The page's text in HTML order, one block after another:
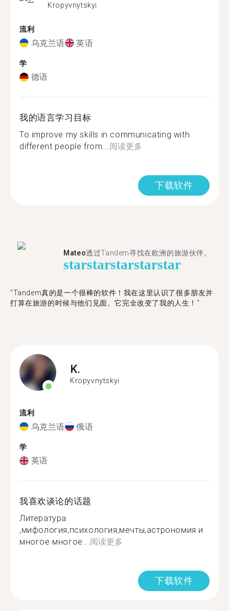
Kropyvnytskyi
流利
乌克兰语 英语
学
德语
我的语言学习目标
To improve my skills in communicating with
different people from...阅读更多
下载软件
Mateo透过Tandem寻找在欧洲的旅游伙伴。
starstarstarstarstar
"Tandem真的是一个很棒的软件！我在这里认识了很多朋友并
打算在旅游的时候与他们见面。它完全改变了我的人生！"
K.
Kropyvnytskyi
流利
乌克兰语 俄语
学
英语
我喜欢谈论的话题
Литература
,мифология,психология,мечты,астрономия и
многое многое...阅读更多
下载软件